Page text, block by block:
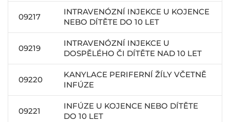
09217
INTRAVENÓZNÍ INJEKCE U KOJENCE
NEBO DÍTĚTE DO 10 LET
09219
INTRAVENÓZNÍ INJEKCE U
DOSPĚLÉHO ČI DÍTĚTE NAD 10 LET
09220
KANYLACE PERIFERNÍ ŽÍLY VČETNĚ
INFÚZE
09221
INFÚZE U KOJENCE NEBO DÍTĚTE
DO 10 LET